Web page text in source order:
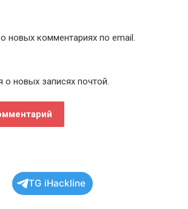
новых комментариях по email.
о новых записях почтой.
TG iHackline